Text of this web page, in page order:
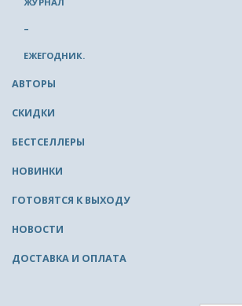
–
ЕЖЕГОДНИК.
АВТОРЫ
СКИДКИ
БЕСТСЕЛЛЕРЫ
НОВИНКИ
ГОТОВЯТСЯ К ВЫХОДУ
НОВОСТИ
ДОСТАВКА И ОПЛАТА